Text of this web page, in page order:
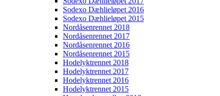
Sodexo Dæhlieløpet 2016
Sodexo Dæhlieløpet 2015
Nordåsenrennet 2018
Nordåsenrennet 2017
Nordåsenrennet 2016
Nordåsenrennet 2015
Hodelyktrennet 2018
Hodelyktrennet 2017
Hodelyktrennet 2016
Hodelyktrennet 2015